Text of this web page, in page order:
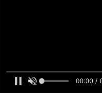
00:00 /